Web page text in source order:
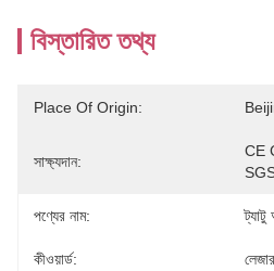
বিস্তারিত তথ্য
Place Of Origin:
সাক্ষ্যদান:
CE
পণ্যের নাম: ট্যাটু
কীওয়ার্ড: